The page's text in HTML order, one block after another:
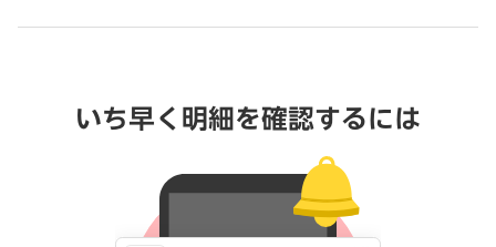
いち早く明細を確認するには